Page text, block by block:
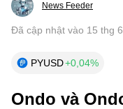
News Feeder
Đã cập nhật vào 15 thg
PYUSD+0,04%
Ondo và